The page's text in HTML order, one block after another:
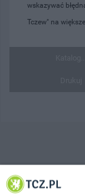
wskazywać
Tczew" na
© 2001-2026 Tczew -